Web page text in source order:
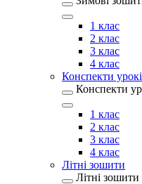
1 клас
2 клас
3 клас
4 клас
Конспекти
Конспекти
1 клас
2 клас
3 клас
4 клас
Літні зошити
Літні зошити